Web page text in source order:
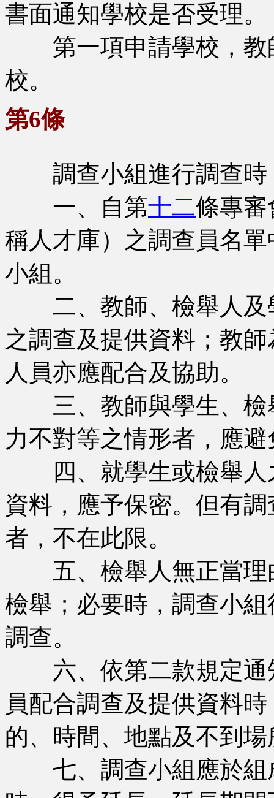
書面通知學校是否受理。
第一項申請學校，教
校。
第6條
調查小組進行調查時
一、自第十二條專審
稱人才庫）之調查員名
小組。
二、教師、檢舉人及
之調查及提供資料；教
人員亦應配合及協助。
三、教師與學生、檢
力不對等之情形者，應
四、就學生或檢舉人
資料，應予保密。但有
者，不在此限。
五、檢舉人無正當理
檢舉；必要時，調查小
調查。
六、依第二款規定通
員配合調查及提供資料
的、時間、地點及不到
七、調查小組應於組